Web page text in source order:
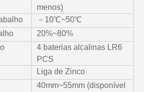
menos)
－10℃~50℃
20%~80%
4 baterias alcalinas LR6
PCS
Liga de Zinco
40mm~55mm (disponível